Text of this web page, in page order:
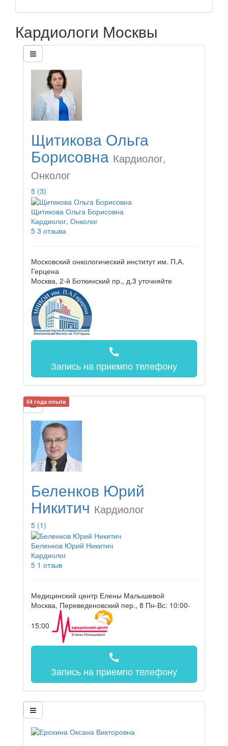
Кардиологи Москвы
Щитикова Ольга
Борисовна Кардиолог,
Онколог
5 (3)
Щитикова Ольга Борисовна
Кардиолог, Онколог
5 3 отзыва
Московский онкологический институт им. П.А.
Герцена
Москва, 2-й Боткинский пр., д.3 уточняйте
call
Запись на приемпо телефону
54 года опыта
Беленков Юрий
Никитич Кардиолог
5 (1)
Беленков Юрий Никитич
Кардиолог
5 1 отзыв
Медицинский центр Елены Малышевой
Москва, Переведеновский пер., 8 Пн-Вс: 10:00-
15:00
call
Запись на приемпо телефону